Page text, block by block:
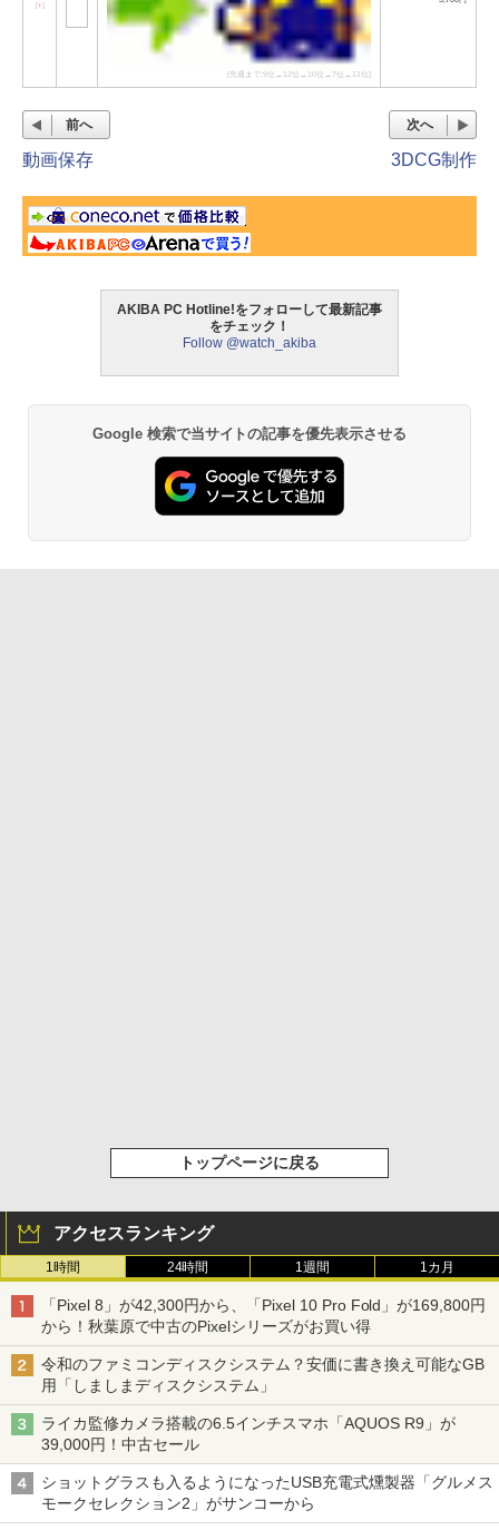
[↑]
[先週まで:9位→12位→10位→7位→11位]
前へ
動画保存
次へ
3DCG制作
AKIBA PC Hotline!をフォローして最新記事
をチェック！
Follow @watch_akiba
Google 検索で当サイトの記事を優先表示させる
トップページに戻る
アクセスランキング
1時間 24時間 1週間 1カ月
「Pixel 8」が42,300円から、「Pixel 10 Pro Fold」が169,800円
から！秋葉原で中古のPixelシリーズがお買い得
令和のファミコンディスクシステム？安価に書き換え可能なGB
用「しましまディスクシステム」
ライカ監修カメラ搭載の6.5インチスマホ「AQUOS R9」が
39,000円！中古セール
ショットグラスも入るようになったUSB充電式燻製器「グルメス
モークセレクション2」がサンコーから